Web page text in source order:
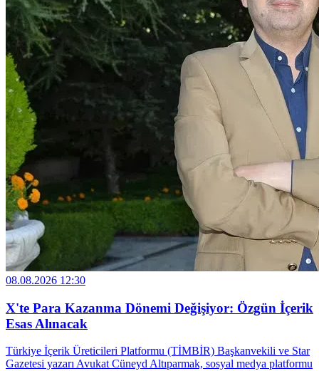
08.08.2026 12:30
X'te Para Kazanma Dönemi Değişiyor: Özgün İçerik
Esas Alınacak
Türkiye İçerik Üreticileri Platformu (TİMBİR) Başkanvekili ve Star
Gazetesi yazarı Avukat Cüneyd Altıparmak, sosyal medya platformu